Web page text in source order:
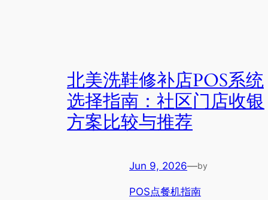
北美洗鞋修补店POS系统
选择指南：社区门店收银
方案比较与推荐
Jun 9, 2026—by
POS点餐机指南